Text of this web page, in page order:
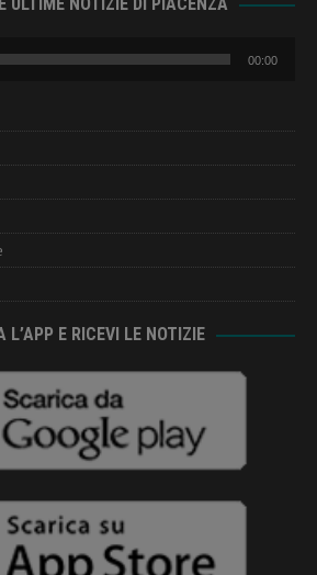
00:00
L’APP E RICEVI LE NOTIZIE